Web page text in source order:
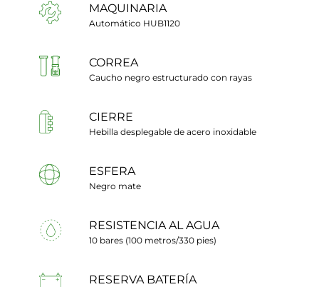
MAQUINARIA
Automático HUB1120
CORREA
Caucho negro estructurado con rayas
CIERRE
Hebilla desplegable de acero inoxidable
ESFERA
Negro mate
RESISTENCIA AL AGUA
10 bares (100 metros/330 pies)
RESERVA BATERÍA